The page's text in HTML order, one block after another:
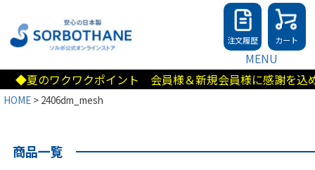
注文履歴 カート
MENU
夏のワクワクポイント 会員様＆新規会員様に感謝を込め
HOME 2406dm_mesh
商品一覧